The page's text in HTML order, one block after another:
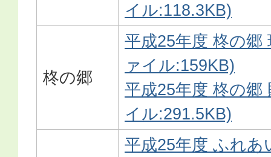
イル:118.3KB)
柊の郷
平成25年度 柊の郷
ァイル:159KB)
平成25年度 柊の郷
イル:291.5KB)
平成25年度 ふれあ